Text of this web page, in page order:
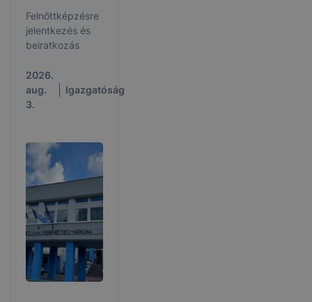
Felnőttképzésre
jelentkezés és
beiratkozás
2026.
aug.
3.
Igazgatóság